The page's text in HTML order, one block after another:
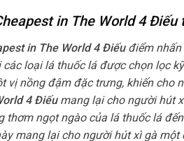
in The World 4
in The World 4 Điếu điểm
các loại lá thuốc lá được chọn lọc
vị nồng đậm đặc trưng, khiến cho
4 Điếumang lại cho người hút
thơm ngọt ngào của lá thuốc lá
mang lại cho người hút xì gà